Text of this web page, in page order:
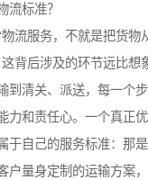
流标准？
流服务，不就是把货物
背后涉及的环节远比想
到清关、派送，每一个
力和责任心。一个真正
于自己的服务标准：那
户量身定制的运输方案